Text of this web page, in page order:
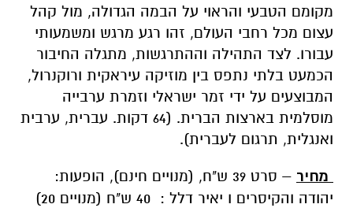
מקומם הטבעי והראוי על הבמה הגדולה, מול קהל
עצום מכל רחבי העולם, זהו רגע מרגש ומשמעותי
עבורו. לצד התהילה וההתרגשות, מתגלה החיבור
הכמעט בלתי נתפס בין מוזיקה עיראקית ורוקנרול,
המבוצעים על ידי זמר ישראלי וזמרת ערבייה
מוסלמית בארצות הברית. (64 דקות. עברית, ערבית
ואנגלית, תרגום לעברית).
מחיר
– סרט 39 ש"ח, (מנויים חינם), הופעות:
יהודה והקיסרים ו יאיר דלל : 40 ש"ח (מנויים 20)